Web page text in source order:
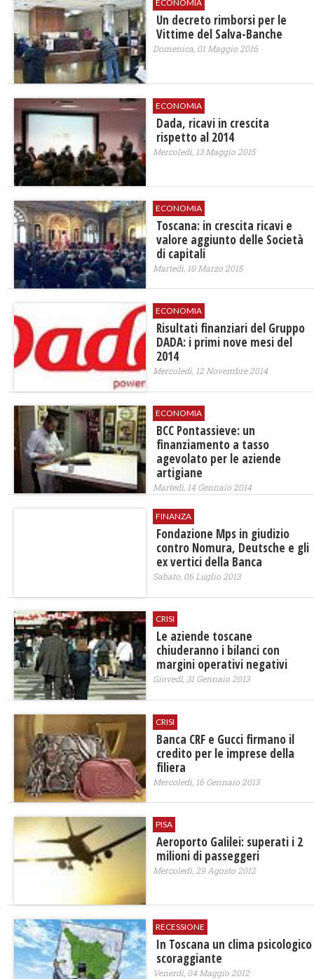
ECONOMIA
Un decreto rimborsi per le
Vittime del Salva-Banche
Domenica, 01 Maggio 2016
ECONOMIA
Dada, ricavi in crescita
rispetto al 2014
Mercoledì, 13 Maggio 2015
ECONOMIA
Toscana: in crescita ricavi e
valore aggiunto delle Società
di capitali
Martedì, 10 Marzo 2015
ECONOMIA
Risultati finanziari del Gruppo
DADA: i primi nove mesi del
2014
Mercoledì, 12 Novembre 2014
ECONOMIA
BCC Pontassieve: un
finanziamento a tasso
agevolato per le aziende
artigiane
Martedì, 14 Gennaio 2014
FINANZA
Fondazione Mps in giudizio
contro Nomura, Deutsche e gli
ex vertici della Banca
Sabato, 06 Luglio 2013
CRISI
Le aziende toscane
chiuderanno i bilanci con
margini operativi negativi
Giovedì, 31 Gennaio 2013
CRISI
Banca CRF e Gucci firmano il
credito per le imprese della
filiera
Mercoledì, 16 Gennaio 2013
PISA
Aeroporto Galilei: superati i 2
milioni di passeggeri
Mercoledì, 29 Agosto 2012
RECESSIONE
In Toscana un clima psicologico
scoraggiante
Venerdì, 04 Maggio 2012